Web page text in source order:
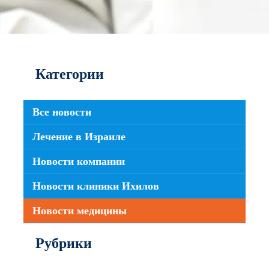
Категории
Все новости
Лечение в Израиле
Новости компании
Новости клиники Ихилов
Новости медицины
Рубрики